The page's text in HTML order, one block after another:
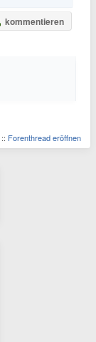
kommentieren
:: Forenthread eröffnen